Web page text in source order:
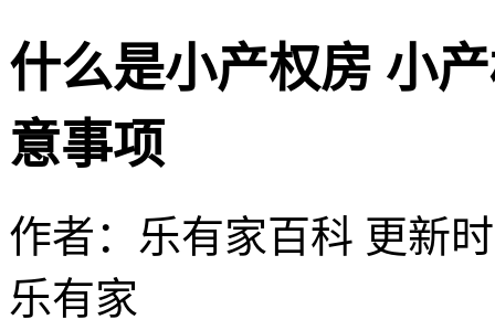
什么是小产权房 小
意事项
作者：乐有家百科 更新
乐有家